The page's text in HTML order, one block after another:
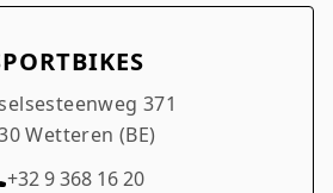
371
Wetteren (BE)
+32 9 368 16 20